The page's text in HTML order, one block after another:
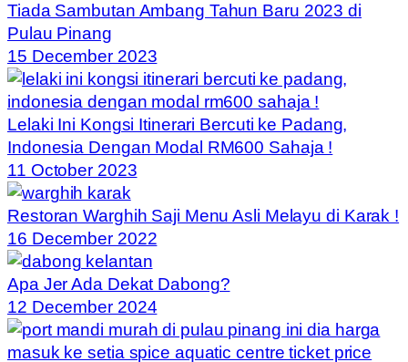
Tiada Sambutan Ambang Tahun Baru 2023 di
Pulau Pinang
15 December 2023
Lelaki Ini Kongsi Itinerari Bercuti ke Padang,
Indonesia Dengan Modal RM600 Sahaja !
11 October 2023
Restoran Warghih Saji Menu Asli Melayu di Karak !
16 December 2022
Apa Jer Ada Dekat Dabong?
12 December 2024